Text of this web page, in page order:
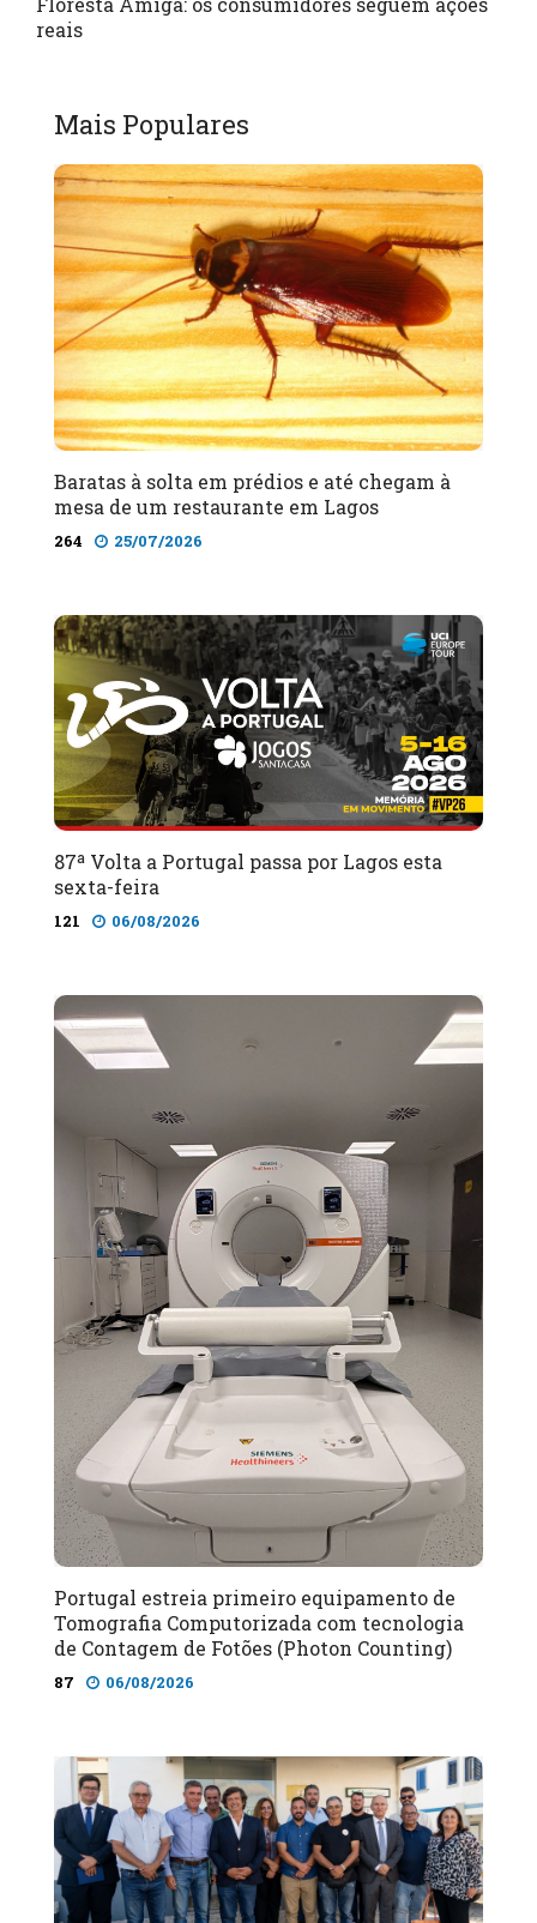
reais
Mais Populares
Baratas à solta em prédios e até chegam à
mesa de um restaurante em Lagos
264 25/07/2026
87ª Volta a Portugal passa por Lagos esta
sexta-feira
121 06/08/2026
Portugal estreia primeiro equipamento de
Tomografia Computorizada com tecnologia
de Contagem de Fotões (Photon Counting)
87 06/08/2026